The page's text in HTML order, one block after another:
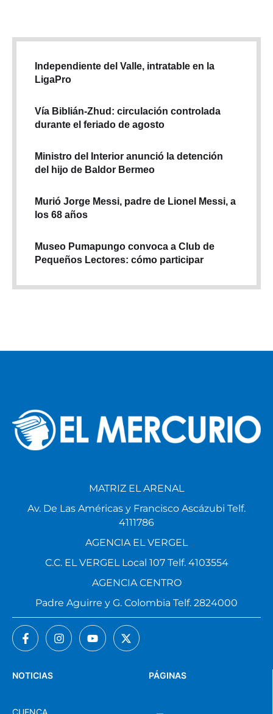
Independiente del Valle, intratable en la
LigaPro
Vía Biblián-Zhud: circulación controlada
durante el feriado de agosto
Ministro del Interior anunció la detención
del hijo de Baldor Bermeo
Murió Jorge Messi, padre de Lionel Messi, a
los 68 años
Museo Pumapungo convoca a Club de
Pequeños Lectores: cómo participar
PÁGINAS
NOTICIAS
MATRIZ EL ARENAL
Av. De Las Américas y Francisco Ascázubi Telf.
4111786
AGENCIA EL VERGEL
C.C. EL VERGEL Local 107 Telf. 4103554
AGENCIA CENTRO
Padre Aguirre y G. Colombia Telf. 2824000